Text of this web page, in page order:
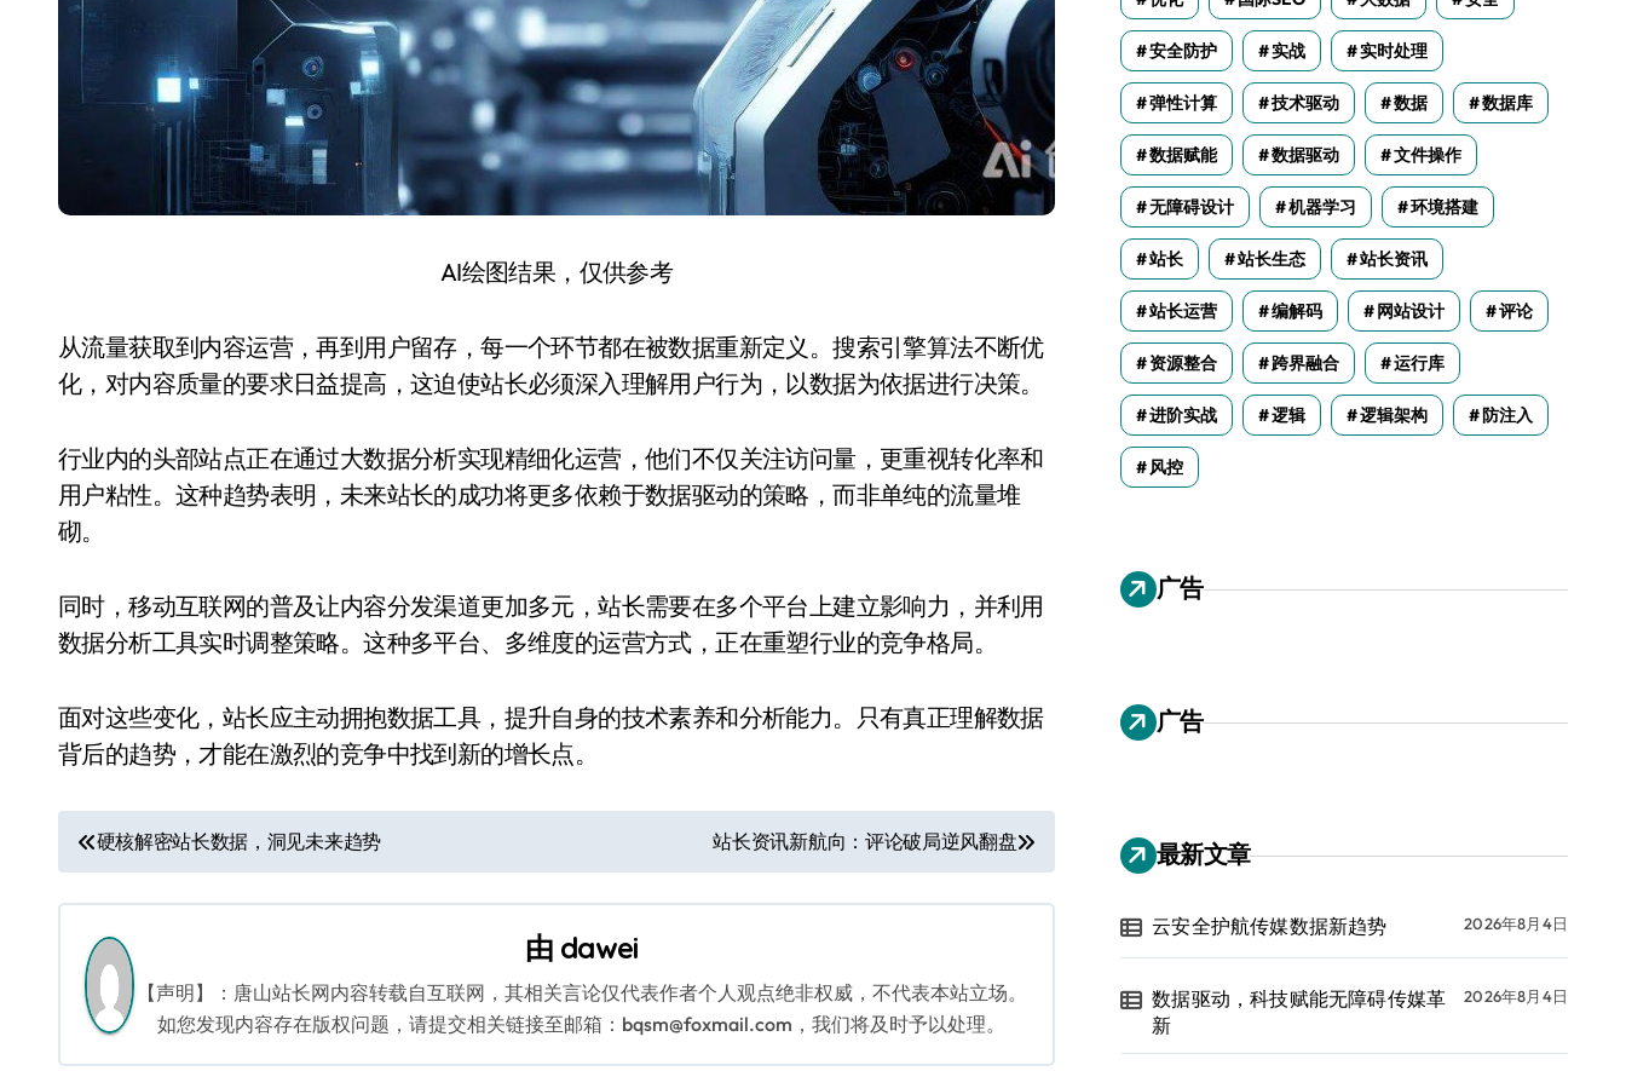
AI绘图结果，仅供参考
从流量获取到内容运营，再到用户留存，每一个环节都在被数据重新定义。搜索引擎算法不断优
化，对内容质量的要求日益提高，这迫使站长必须深入理解用户行为，以数据为依据进行决策。
行业内的头部站点正在通过大数据分析实现精细化运营，他们不仅关注访问量，更重视转化率和
用户粘性。这种趋势表明，未来站长的成功将更多依赖于数据驱动的策略，而非单纯的流量堆
砌。
同时，移动互联网的普及让内容分发渠道更加多元，站长需要在多个平台上建立影响力，并利用
数据分析工具实时调整策略。这种多平台、多维度的运营方式，正在重塑行业的竞争格局。
面对这些变化，站长应主动拥抱数据工具，提升自身的技术素养和分析能力。只有真正理解数据
背后的趋势，才能在激烈的竞争中找到新的增长点。
文
章
导
航
硬核解密站长数据，洞见未来趋势 站长资讯新航向：评论破局逆风翻盘
由 dawei
【声明】：唐山站长网内容转载自互联网，其相关言论仅代表作者个人观点绝非权威，不代表本站立场。
如您发现内容存在版权问题，请提交相关链接至邮箱：bqsm@foxmail.com，我们将及时予以处理。
安全防护 实战 实时处理
弹性计算 技术驱动 数据 数据库
数据赋能 数据驱动 文件操作
无障碍设计 机器学习 环境搭建
站长 站长生态 站长资讯
站长运营 编解码 网站设计 评论
资源整合 跨界融合 运行库
进阶实战 逻辑 逻辑架构 防注入
风控
广告
广告
最新文章
云安全护航传媒数据新趋势 2026年8月4日
数据驱动，科技赋能无障碍传媒革
新
2026年8月4日